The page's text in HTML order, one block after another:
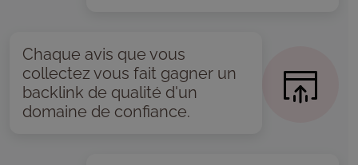
Chaque avis que vous
collectez vous fait gagner un
backlink de qualité d'un
domaine de confiance.